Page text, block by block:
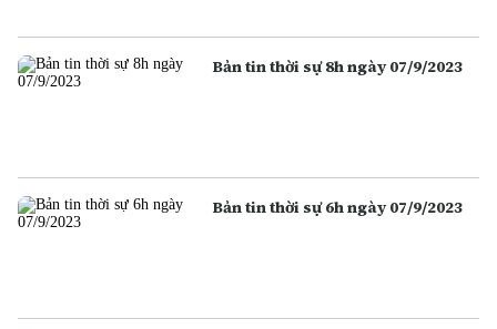
Bản tin thời sự 8h ngày 07/9/2023
Bản tin thời sự 6h ngày 07/9/2023